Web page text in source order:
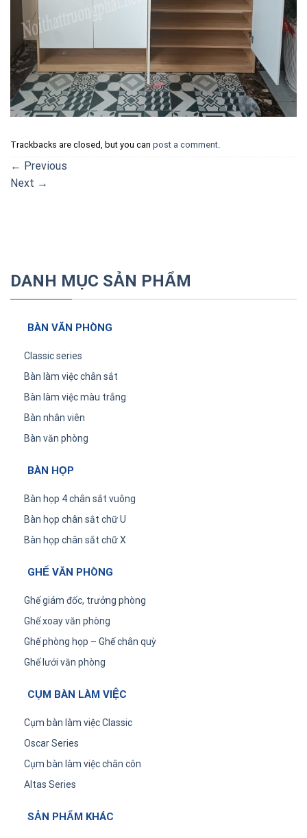
Trackbacks are closed, but you can post a comment
← Previous
Next →
DANH MỤC SẢN PHẨM
BÀN VĂN PHÒNG
Classic series
Bàn làm việc chân sắt
Bàn làm việc màu trắng
Bàn nhân viên
Bàn văn phòng
BÀN HỌP
Bàn họp 4 chân sắt vuông
Bàn họp chân sắt chữ U
Bàn họp chân sắt chữ X
GHẾ VĂN PHÒNG
Ghế giám đốc, trưởng phòng
Ghế xoay văn phòng
Ghế phòng họp – Ghế chân quỳ
Ghế lưới văn phòng
CỤM BÀN LÀM VIỆC
Cụm bàn làm việc Classic
Oscar Series
Cụm bàn làm việc chân côn
Altas Series
SẢN PHẨM KHÁC